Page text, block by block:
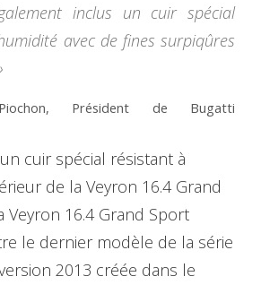
inclus un cuir spécial
avec de fines surpiqûres
Président de Bugatti
cuir spécial résistant à
de la Veyron 16.4 Grand
Veyron 16.4 Grand Sport
le dernier modèle de la série
2013 créée dans le